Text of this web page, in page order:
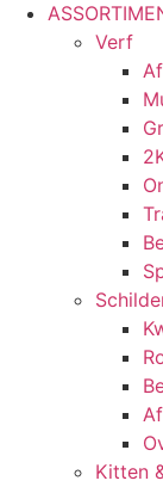
Verf
Kitten